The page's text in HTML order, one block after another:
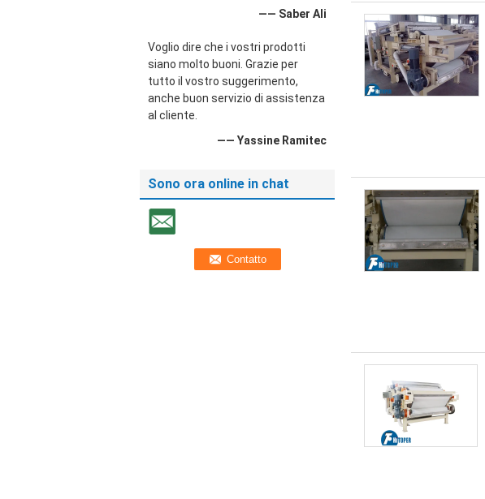
—— Saber Ali
Voglio dire che i vostri prodotti
siano molto buoni. Grazie per
tutto il vostro suggerimento,
anche buon servizio di assistenza
al cliente.
—— Yassine Ramitec
Sono ora online in chat